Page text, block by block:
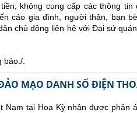
không cung cấp các thông
cáo gia đình, người thân, bạn
chủ động liên hệ với Đại sứ
báo./.
MẠO DANH SỐ ĐIỆN
Nam tại Hoa Kỳ nhận được phản